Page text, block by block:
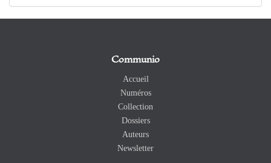
Communio
Accueil
Numéros
Collection
Dossiers
Auteurs
Newsletter